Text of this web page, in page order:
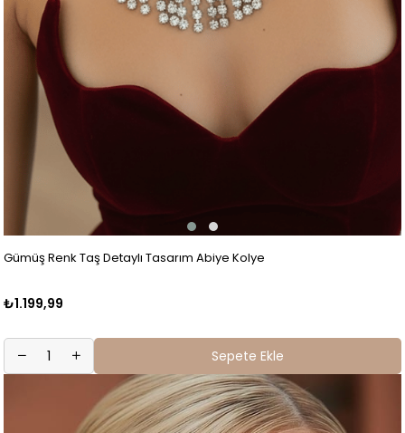
Gümüş Renk Taş Detaylı Tasarım Abiye Kolye
₺1.199,99
Sepete Ekle